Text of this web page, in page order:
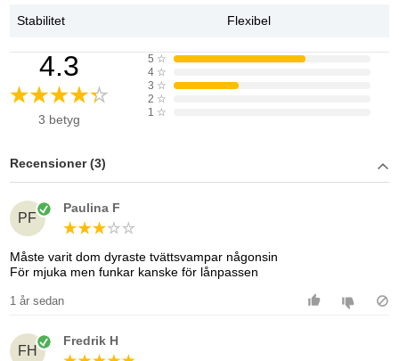
Stabilitet Flexibel
4.3
3 betyg
5 ☆
4 ☆
3 ☆
2 ☆
1 ☆
Recensioner (3)
PF
Paulina F
Måste varit dom dyraste tvättsvampar någonsin
För mjuka men funkar kanske för lånpassen
1 år sedan
FH
Fredrik H